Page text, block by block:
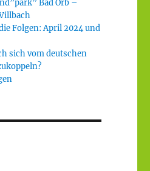
Bad Orb –
Folgen: April 2024 und
sich vom deutschen